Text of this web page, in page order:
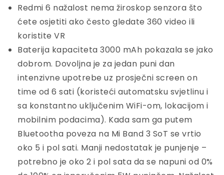
Redmi 6 nažalost nema žiroskop senzora što
ćete osjetiti ako često gledate 360 video ili
koristite VR
Baterija kapaciteta 3000 mAh pokazala se jako
dobrom. Dovoljna je za jedan puni dan
intenzivne upotrebe uz prosječni screen on
time od 6 sati (koristeći automatsku svjetlinu i
sa konstantno uključenim WiFi-om, lokacijom i
mobilnim podacima). Kada sam ga putem
Bluetootha poveza na Mi Band 3 SoT se vrtio
oko 5 i pol sati. Manji nedostatak je punjenje –
potrebno je oko 2 i pol sata da se napuni od 0%